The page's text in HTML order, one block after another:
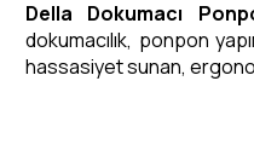
Della Dokumacı
dokumacılık, ponpon
hassasiyet sunan,